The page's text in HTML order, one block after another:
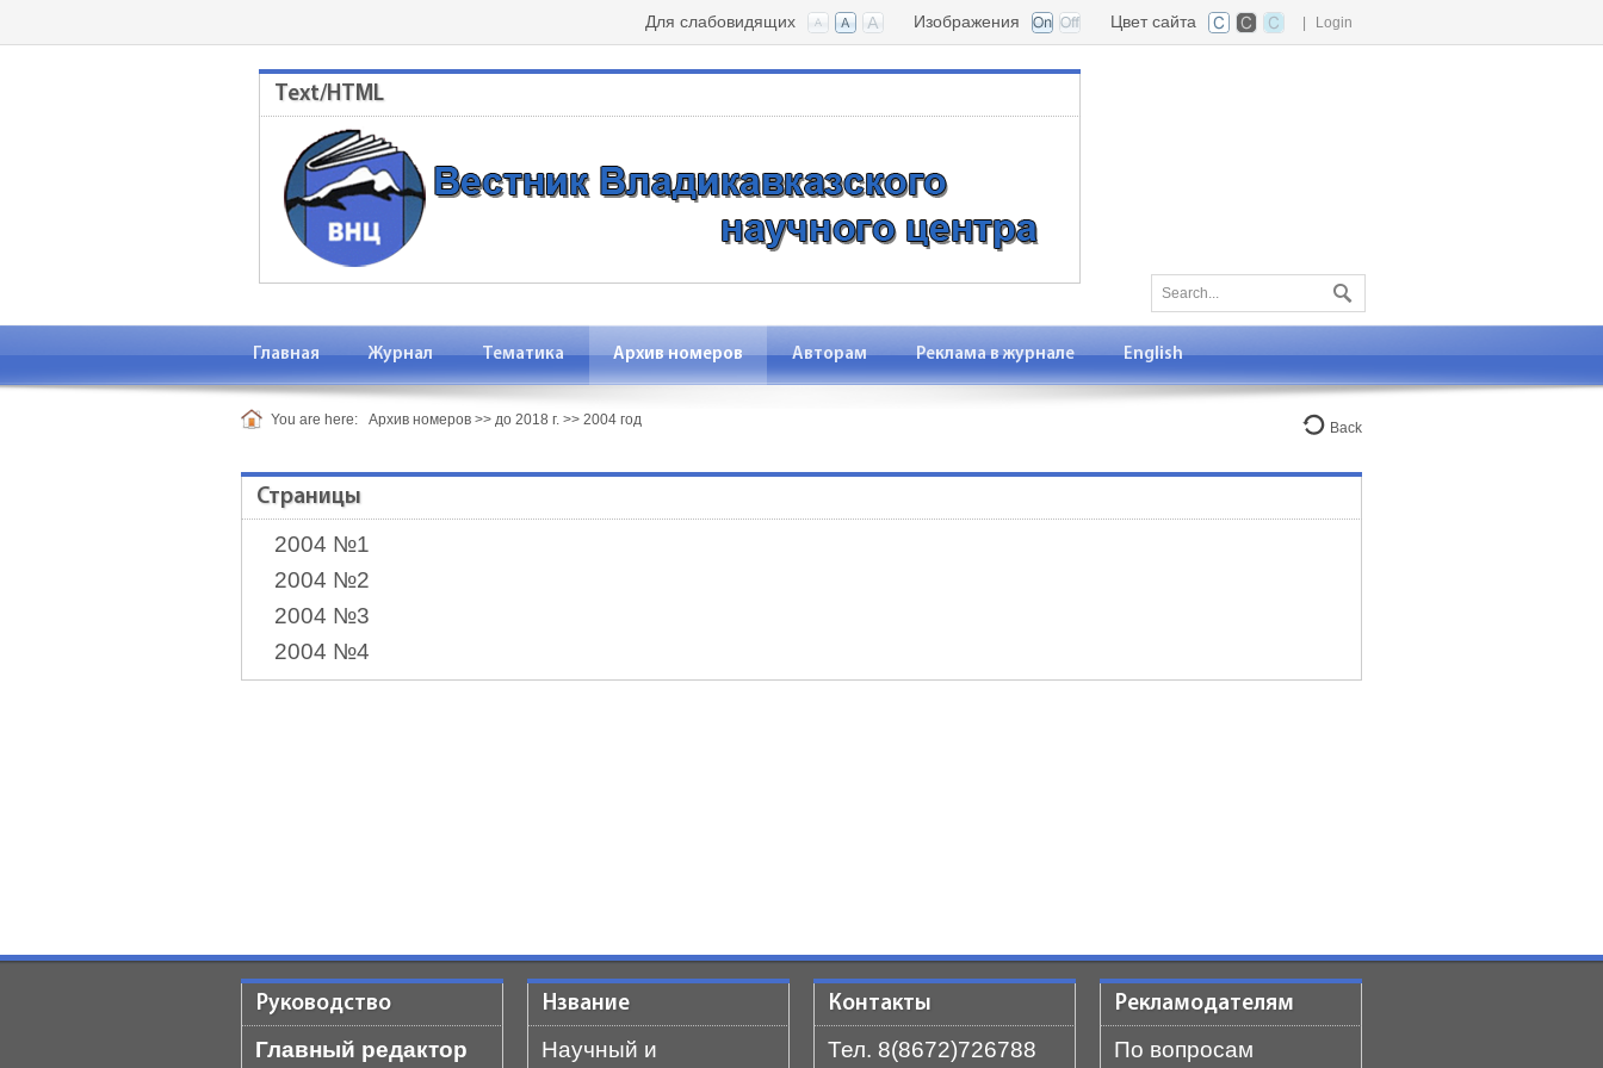
Login
Цвет сайта
Изображения
Для слабовидящих
Text/HTML
Главная Журнал Тематика Архив номеров Авторам Реклама в журнале English
You are here: Архив номеров >> до 2018 г. >> 2004 год Back
Страницы
2004 №1
2004 №2
2004 №3
2004 №4
Руководство
Главный редактор
Нзвание
Научный и
Контакты
Тел. 8(8672)726788
Рекламодателям
По вопросам